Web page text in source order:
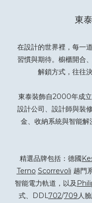
東
在設計的世界裡，每一
習慣與期待。櫥櫃開合
解鎖方式，往往
東泰裝飾自2000年成
設計公司、設計師與裝
金、收納系統與智能
精選品牌包括：德國
Terno Scorrevoli 趟門
智能電力軌道，以及
式、DDL702/709人